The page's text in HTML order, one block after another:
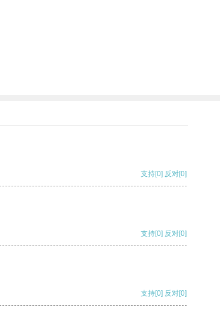
支持[0] 反对[0]
支持[0] 反对[0]
支持[0] 反对[0]